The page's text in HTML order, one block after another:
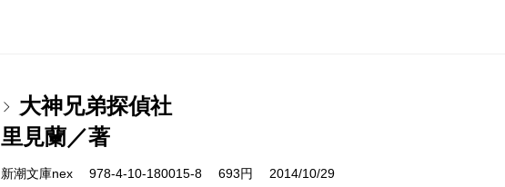
大神兄弟探偵社
里見蘭／著
新潮文庫nex 978-4-10-180015-8 693円 2014/10/29